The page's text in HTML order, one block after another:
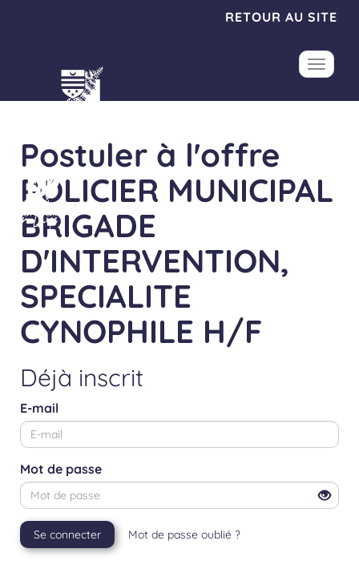
RETOUR AU SITE
Postuler à l'offre
POLICIER MUNICIPAL
BRIGADE
D'INTERVENTION,
SPECIALITE
CYNOPHILE H/F
Déjà inscrit
E-mail
Mot de passe
Se connecter Mot de passe oublié ?